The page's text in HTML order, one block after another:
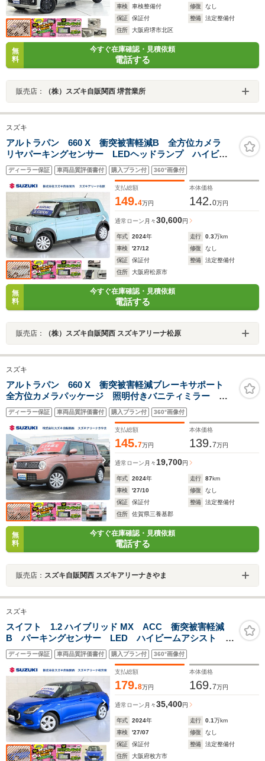
車検
車検整備付 修復
なし
保証
保証付 整備
法定整備付
住所
大阪府堺市北区
無
料
今すぐ在庫確認・見積依頼
電話する
販売店： （株）スズキ自販関西 堺営業所
スズキ
アルトラパン 660 X 衝突被害軽減B 全方位カメラ
リヤパーキングセンサー LEDヘッドランプ ハイビー
ムアシスト フロアマット シートヒーター スマート
キー セキュリティーアラーム 車線逸脱警報機能 ア
イドリングストップ
ディーラー保証 車両品質評価書付 購入プラン付 360°画像付
支払総額
149.4万円
本体価格
142.0万円
通常ローン 月々30,600円
年式 2024年 走行 0.3万km
車検
'27/12 修復
なし
保証
保証付 整備
法定整備付
住所
大阪府松原市
無
料
今すぐ在庫確認・見積依頼
電話する
販売店： （株）スズキ自販関西 スズキアリーナ松原
スズキ
アルトラパン 660 X 衝突被害軽減ブレーキサポート
全方位カメラパッケージ 照明付きバニティミラー ス
マートキー USBソケット 収納付きアームレスト オ
ートエアコン ステアリングスイッチ LEDヘッドライ
ト
ディーラー保証 車両品質評価書付 購入プラン付 360°画像付
支払総額
145.7万円
本体価格
139.7万円
通常ローン 月々 19,700円
年式 2024年 走行 87km
車検
'27/10 修復
なし
保証
保証付 整備
法定整備付
住所
佐賀県三養基郡
無
料
今すぐ在庫確認・見積依頼
電話する
販売店： スズキ自販関西 スズキアリーナきやま
スズキ
スイフト 1.2 ハイブリッド MX ACC 衝突被害軽減
B パーキングセンサー LED ハイビームアシスト 車
線逸脱抑制機能 フロアマット シートヒーター サイ
ド・カーテンエアバック ラゲッジシェルフ セキュリ
ティアラーム スマートキー
ディーラー保証 車両品質評価書付 購入プラン付 360°画像付
支払総額
179.8万円
本体価格
169.7万円
通常ローン 月々35,400円
年式 2024年 走行 0.1万km
車検
'27/07 修復
なし
保証
保証付 整備
法定整備付
住所
大阪府枚方市